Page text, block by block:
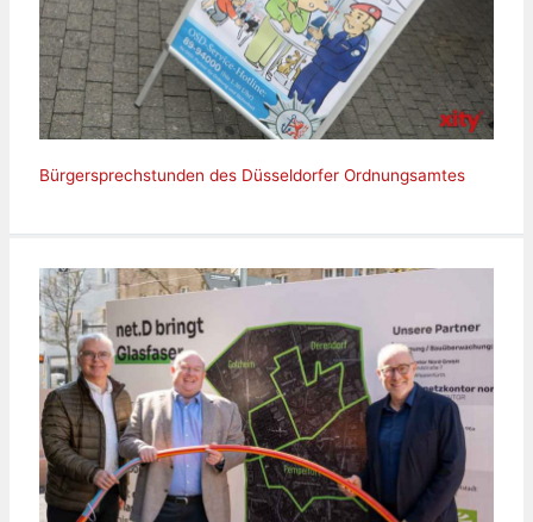
Bürgersprechstunden des Düsseldorfer Ordnungsamtes